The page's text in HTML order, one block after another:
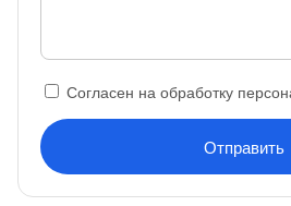
Согласен на обработку
Отправить